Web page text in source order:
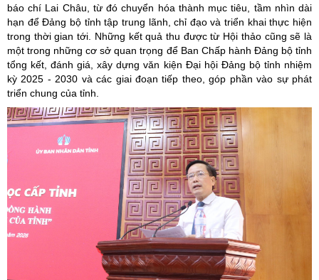
báo chí Lai Châu, từ đó chuyển hóa thành mục tiêu, tầm nhìn dài
hạn để Đảng bộ tỉnh tập trung lãnh, chỉ đạo và triển khai thực hiện
trong thời gian tới. Những kết quả thu được từ Hội thảo cũng sẽ là
một trong những cơ sở quan trọng để Ban Chấp hành Đảng bộ tỉnh
tổng kết, đánh giá, xây dựng văn kiện Đại hội Đảng bộ tỉnh nhiệm
kỳ 2025 - 2030 và các giai đoạn tiếp theo, góp phần vào sự phát
triển chung của tỉnh.